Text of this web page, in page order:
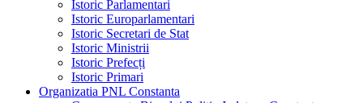
Istoric Parlamentari
Istoric Europarlamentari
Istoric Secretari de Stat
Istoric Ministrii
Istoric Prefecți
Istoric Primari
Organizatia PNL Constanta